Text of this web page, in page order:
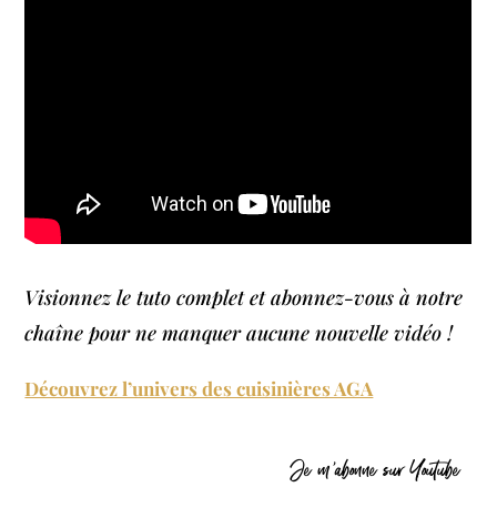
Visionnez le tuto complet et abonnez-vous à notre
chaîne pour ne manquer aucune nouvelle vidéo !
Découvrez l’univers des cuisinières AGA
Je m'abonne sur Youtube